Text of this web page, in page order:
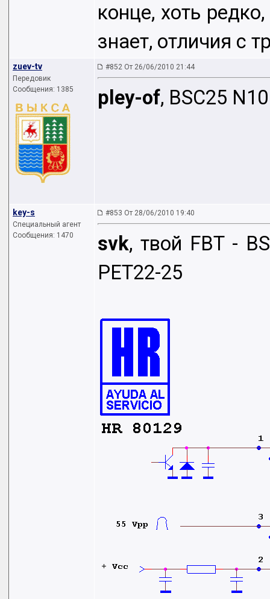
конце, хоть
знает, отличия с
zuev-tv
Передовик
Сообщения: 1385
#852 От 26/06/2010 21:44
pley-of, BSC25
key-s
Специальный агент
Сообщения: 1470
#853 От 28/06/2010 19:40
svk, твой FBT -
PET22-25